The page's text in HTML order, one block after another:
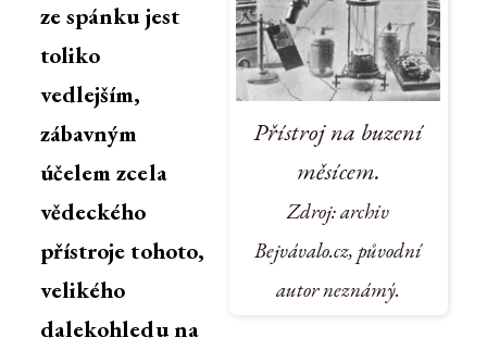
Přístroj na buzení
měsícem.
Zdroj: archiv
Bejvávalo.cz, původní
autor neznámý.
ze spánku jest
toliko
vedlejším,
zábavným
účelem zcela
vědeckého
přístroje tohoto,
velikého
dalekohledu na